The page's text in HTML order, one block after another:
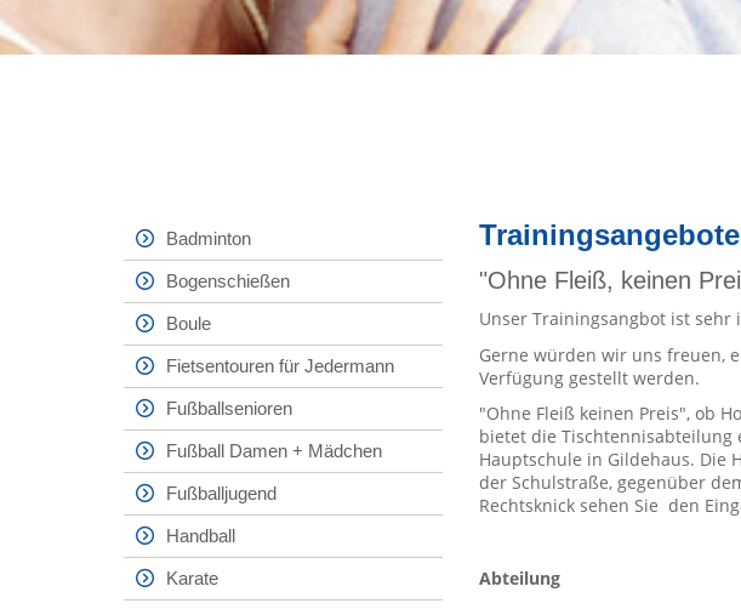
Badminton
Bogenschießen
Boule
Fietsentouren für Jedermann
Fußballsenioren
Fußball Damen + Mädchen
Fußballjugend
Handball
Karate
Trainingsangebote
"Ohne Fleiß, keinen
Unser Trainingsangbot ist
Gerne würden wir uns freuen,
Verfügung gestellt werden.
"Ohne Fleiß keinen Preis", ob
bietet die Tischtennisabteilung
Hauptschule in Gildehaus. Die
der Schulstraße, gegenüber
Rechtsknick sehen Sie den
Abteilung